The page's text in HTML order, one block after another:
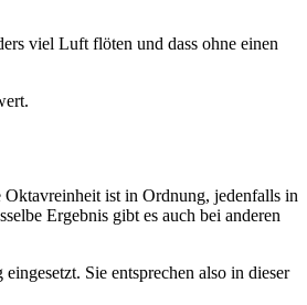
viel Luft flöten und dass ohne einen
ist in Ordnung, jedenfalls in
Ergebnis gibt es auch bei anderen
Sie entsprechen also in dieser